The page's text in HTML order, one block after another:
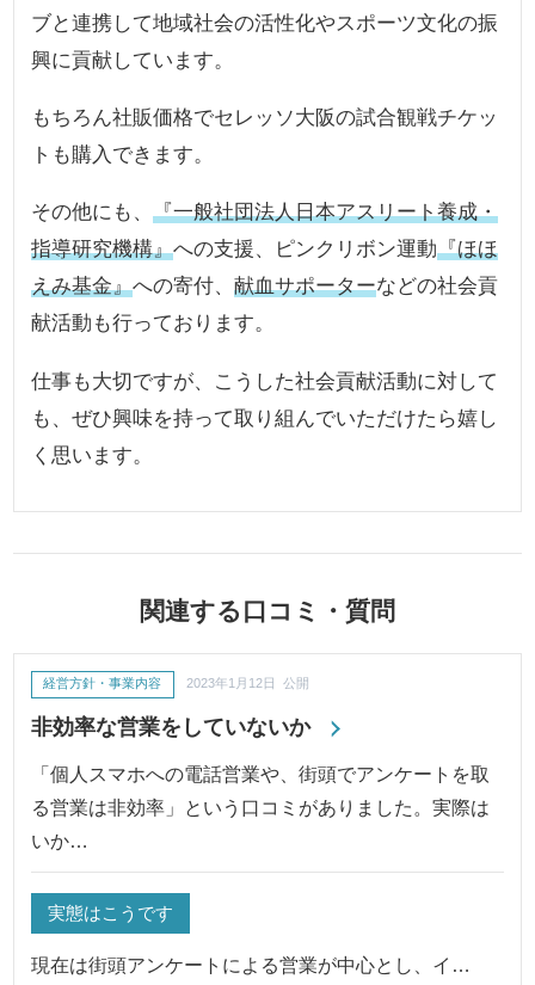
ブと連携して地域社会の活性化やスポーツ文化の振
興に貢献しています。
もちろん社販価格でセレッソ大阪の試合観戦チケッ
トも購入できます。
その他にも、『一般社団法人日本アスリート養成・
指導研究機構』への支援、ピンクリボン運動『ほほ
えみ基金』への寄付、献血サポーターなどの社会貢
献活動も行っております。
仕事も大切ですが、こうした社会貢献活動に対して
も、ぜひ興味を持って取り組んでいただけたら嬉し
く思います。
関連する口コミ・質問
非効率な営業をしていないか
経営方針・事業内容 2023年1月12日 公開
「個人スマホへの電話営業や、街頭でアンケートを取
る営業は非効率」という口コミがありました。実際は
いか…
実態はこうです
現在は街頭アンケートによる営業が中心とし、イ…